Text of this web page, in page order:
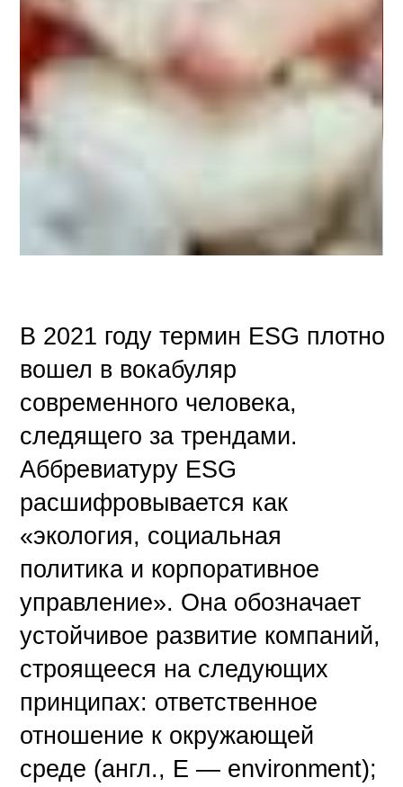
В 2021 году термин ESG плотно
вошел в вокабуляр
современного человека,
следящего за трендами.
Аббревиатуру ESG
расшифровывается как
«экология, социальная
политика и корпоративное
управление». Она обозначает
устойчивое развитие компаний,
строящееся на следующих
принципах: ответственное
отношение к окружающей
среде (англ., E — environment);